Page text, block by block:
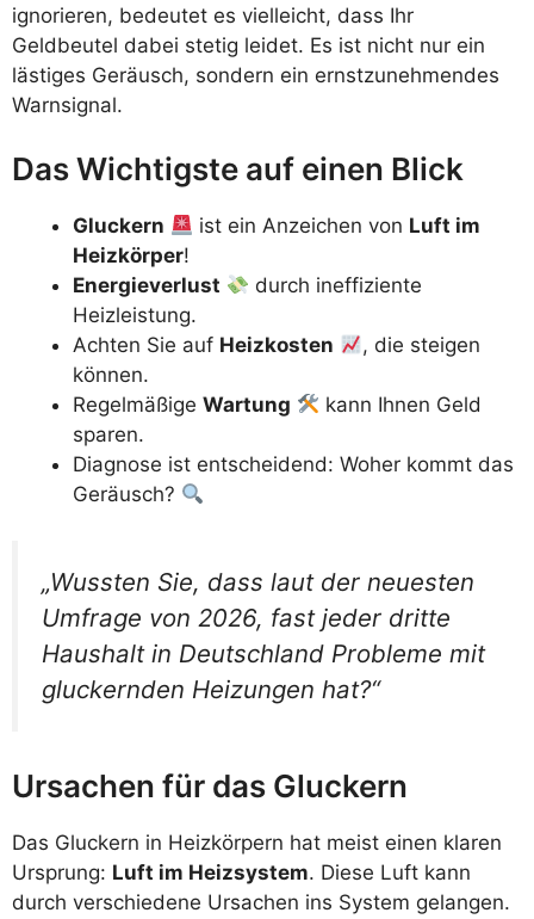
ignorieren, bedeutet es vielleicht, dass Ihr
Geldbeutel dabei stetig leidet. Es ist nicht nur ein
lästiges Geräusch, sondern ein ernstzunehmendes
Warnsignal.
Das Wichtigste auf einen Blick
Gluckern ist ein Anzeichen von Luft im
Heizkörper!
Energieverlust
durch ineffiziente
Heizleistung.
Achten Sie auf Heizkosten
, die steigen
können.
Regelmäßige Wartung
kann Ihnen Geld
sparen.
Diagnose ist entscheidend: Woher kommt das
Geräusch?
„Wussten Sie, dass laut der neuesten
Umfrage von 2026, fast jeder dritte
Haushalt in Deutschland Probleme mit
gluckernden Heizungen hat?“
Ursachen für das Gluckern
Das Gluckern in Heizkörpern hat meist einen klaren
Ursprung: Luft im Heizsystem. Diese Luft kann
durch verschiedene Ursachen ins System gelangen.